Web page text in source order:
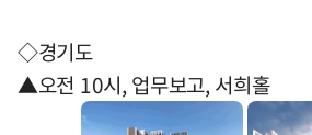
◇경기도
▲오전 10시, 업무보고, 서희홀